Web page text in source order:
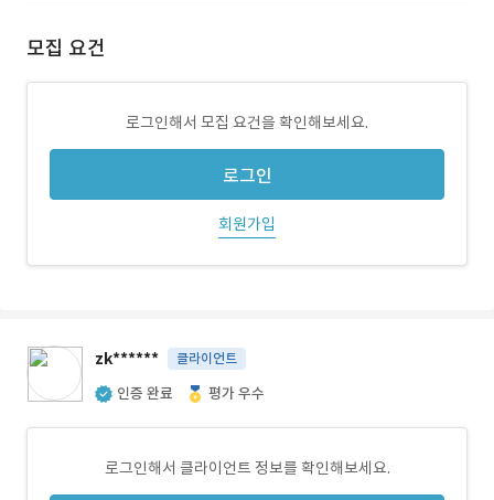
모집 요건
로그인해서 모집 요건을 확인해보세요.
로그인
회원가입
zk****** 클라이언트
인증 완료 평가 우수
로그인해서 클라이언트 정보를 확인해보세요.